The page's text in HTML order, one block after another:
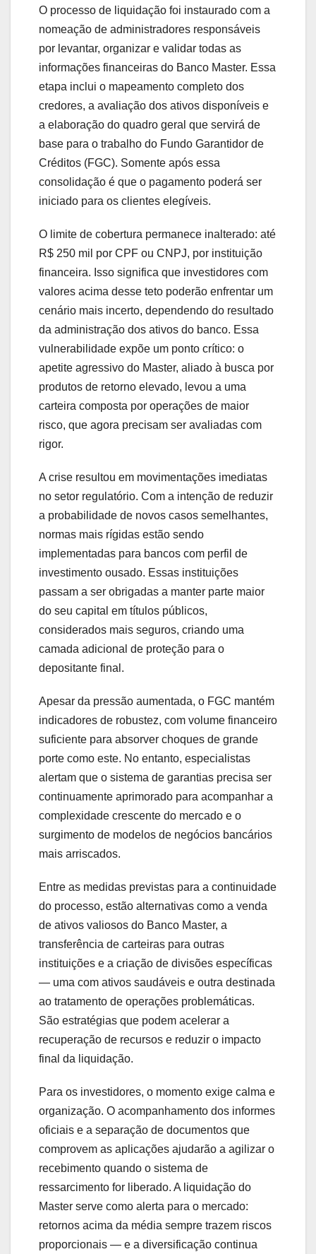
O processo de liquidação foi instaurado com a
nomeação de administradores responsáveis
por levantar, organizar e validar todas as
informações financeiras do Banco Master. Essa
etapa inclui o mapeamento completo dos
credores, a avaliação dos ativos disponíveis e
a elaboração do quadro geral que servirá de
base para o trabalho do Fundo Garantidor de
Créditos (FGC). Somente após essa
consolidação é que o pagamento poderá ser
iniciado para os clientes elegíveis.
O limite de cobertura permanece inalterado: até
R$ 250 mil por CPF ou CNPJ, por instituição
financeira. Isso significa que investidores com
valores acima desse teto poderão enfrentar um
cenário mais incerto, dependendo do resultado
da administração dos ativos do banco. Essa
vulnerabilidade expõe um ponto crítico: o
apetite agressivo do Master, aliado à busca por
produtos de retorno elevado, levou a uma
carteira composta por operações de maior
risco, que agora precisam ser avaliadas com
rigor.
A crise resultou em movimentações imediatas
no setor regulatório. Com a intenção de reduzir
a probabilidade de novos casos semelhantes,
normas mais rígidas estão sendo
implementadas para bancos com perfil de
investimento ousado. Essas instituições
passam a ser obrigadas a manter parte maior
do seu capital em títulos públicos,
considerados mais seguros, criando uma
camada adicional de proteção para o
depositante final.
Apesar da pressão aumentada, o FGC mantém
indicadores de robustez, com volume financeiro
suficiente para absorver choques de grande
porte como este. No entanto, especialistas
alertam que o sistema de garantias precisa ser
continuamente aprimorado para acompanhar a
complexidade crescente do mercado e o
surgimento de modelos de negócios bancários
mais arriscados.
Entre as medidas previstas para a continuidade
do processo, estão alternativas como a venda
de ativos valiosos do Banco Master, a
transferência de carteiras para outras
instituições e a criação de divisões específicas
— uma com ativos saudáveis e outra destinada
ao tratamento de operações problemáticas.
São estratégias que podem acelerar a
recuperação de recursos e reduzir o impacto
final da liquidação.
Para os investidores, o momento exige calma e
organização. O acompanhamento dos informes
oficiais e a separação de documentos que
comprovem as aplicações ajudarão a agilizar o
recebimento quando o sistema de
ressarcimento for liberado. A liquidação do
Master serve como alerta para o mercado:
retornos acima da média sempre trazem riscos
proporcionais — e a diversificação continua